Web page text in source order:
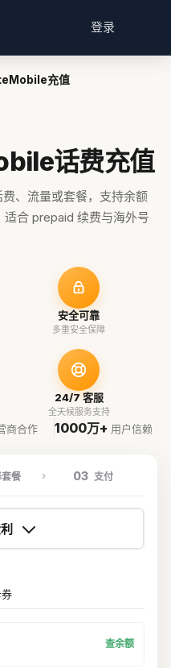
登录
充值
话费充值
、流量或套餐，支持余额
合 prepaid 续费与海外号
安全可靠
多重安全保障
24/7 客服
全天候服务支持
商合作 1000万+ 用户信赖
餐 03 支付
查余额